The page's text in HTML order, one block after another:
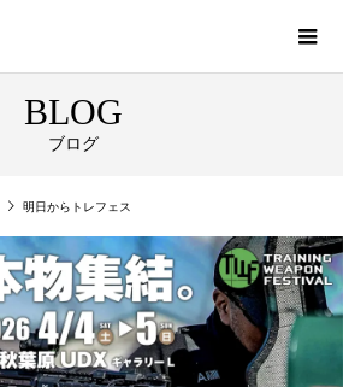
BLOG
ブログ
明日からトレフェス